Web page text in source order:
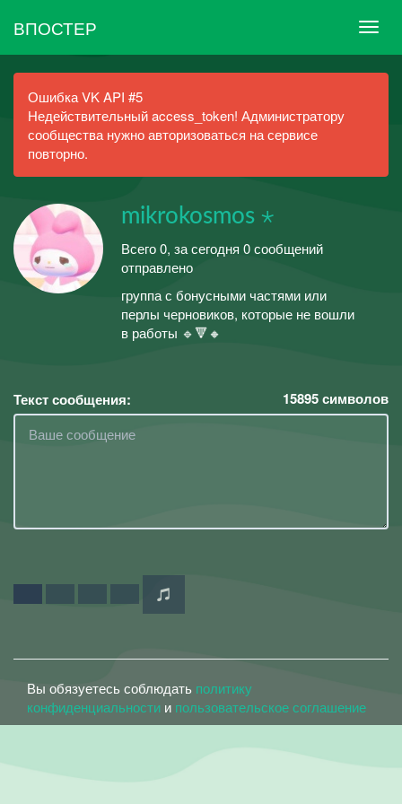
ВПОСТЕР
Ошибка VK API #5
Недействительный access_token! Администратору
сообщества нужно авторизоваться на сервисе
повторно.
mikrokosmos ⋆
Всего 0, за сегодня 0 сообщений
отправлено
группа с бонусными частями или
перлы черновиков, которые не вошли
в работы 🔹🔻🔸
Текст сообщения: 15895символов
Вы обязуетесь соблюдать политику
конфиденциальности и пользовательское соглашение